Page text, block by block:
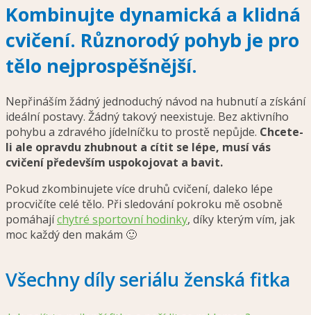
Kombinujte dynamická a klidná
cvičení. Různorodý pohyb je pro
tělo nejprospěšnější.
Nepřináším žádný jednoduchý návod na hubnutí a získání
ideální postavy. Žádný takový neexistuje. Bez aktivního
pohybu a zdravého jídelníčku to prostě nepůjde. Chcete-
li ale opravdu zhubnout a cítit se lépe, musí vás
cvičení především uspokojovat a bavit.
Pokud zkombinujete více druhů cvičení, daleko lépe
procvičíte celé tělo. Při sledování pokroku mě osobně
pomáhajíchytré sportovní hodinky, díky kterým vím, jak
moc každý den makám 🙂
Všechny díly seriálu ženská fitka